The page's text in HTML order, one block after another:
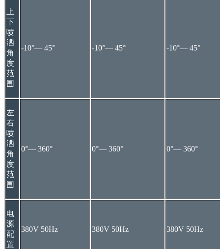
上
下
喷
洒
角
度
范
围
-10°— 45° -10°— 45° -10°— 45°
左
右
喷
洒
角
度
范
围
0°— 360° 0°— 360° 0°— 360°
电
源
配
置
380V 50Hz 380V 50Hz 380V 50Hz